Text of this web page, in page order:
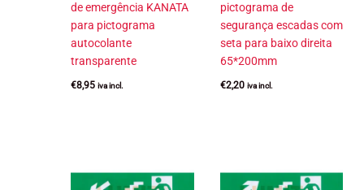
de emergência KANATA
para pictograma
autocolante
transparente
€8,95 iva incl.
pictograma de
segurança escadas com
seta para baixo direita
65*200mm
€2,20 iva incl.